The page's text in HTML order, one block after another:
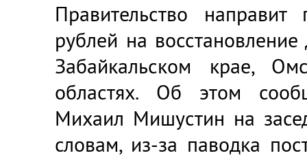
Правительство
рублей на
Забайкальском крае,
областях. Об этом
Михаил Мишустин на
словам, из-за паводка